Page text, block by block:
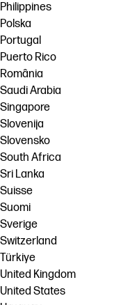
Philippines
Polska
Portugal
Puerto Rico
România
Saudi Arabia
Singapore
Slovenija
Slovensko
South Africa
Sri Lanka
Suisse
Suomi
Sverige
Switzerland
Türkiye
United Kingdom
United States